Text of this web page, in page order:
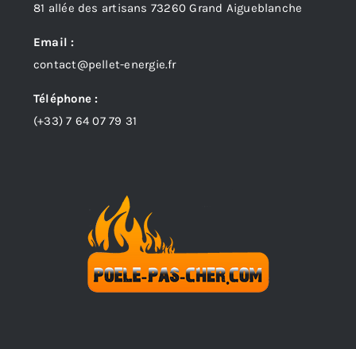
81 allée des artisans 73260 Grand Aigueblanche
Email :
contact@pellet-energie.fr
Téléphone :
(+33)7 64 07 79 31